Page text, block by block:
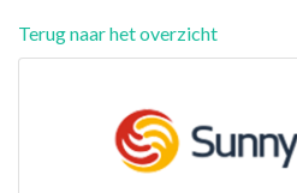
Terug naar het overzicht